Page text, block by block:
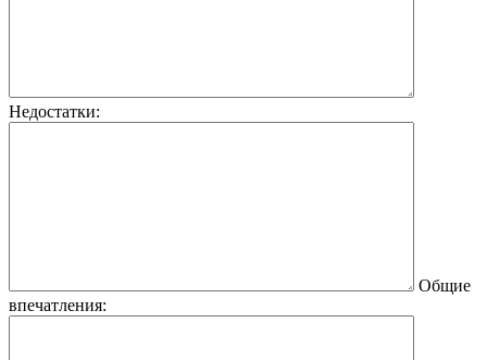
Недостатки:
Общие
впечатления: